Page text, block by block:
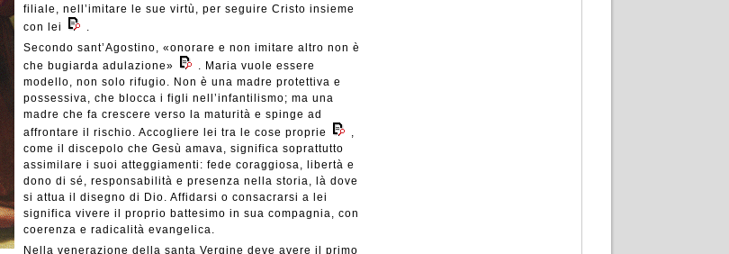
filiale, nell’imitare le sue virtù, per seguire Cristo insieme
con lei
.
Secondo sant’Agostino, «onorare e non imitare altro non è
che bugiarda adulazione»
. Maria vuole essere
modello, non solo rifugio. Non è una madre protettiva e
possessiva, che blocca i figli nell’infantilismo; ma una
madre che fa crescere verso la maturità e spinge ad
affrontare il rischio. Accogliere lei tra le cose proprie
,
come il discepolo che Gesù amava, significa soprattutto
assimilare i suoi atteggiamenti: fede coraggiosa, libertà e
dono di sé, responsabilità e presenza nella storia, là dove
si attua il disegno di Dio. Affidarsi o consacrarsi a lei
significa vivere il proprio battesimo in sua compagnia, con
coerenza e radicalità evangelica.
Nella venerazione della santa Vergine deve avere il primo